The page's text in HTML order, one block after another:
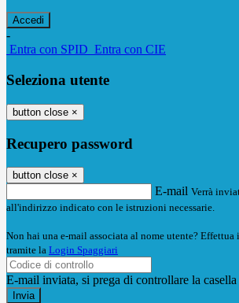
-
Entra con SPID Entra con CIE
Seleziona utente
button close ×
Recupero password
button close ×
E-mail Verrà
all'indirizzo indicato con le istruzioni necessarie.
Non hai una e-mail associata al nome utente? Effettua
tramite la Login Spaggiari
E-mail inviata, si prega di controllare la